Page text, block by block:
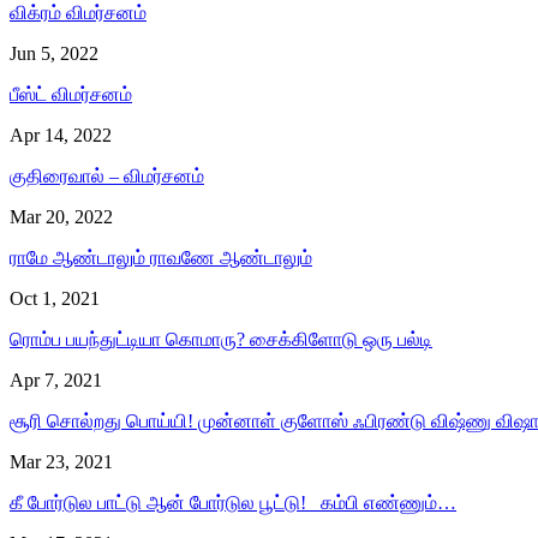
விக்ரம் விமர்சனம்
Jun 5, 2022
பீஸ்ட் விமர்சனம்
Apr 14, 2022
குதிரைவால் – விமர்சனம்
Mar 20, 2022
ராமே ஆண்டாலும் ராவணே ஆண்டாலும்
Oct 1, 2021
ரொம்ப பயந்துட்டியா கொமாரு? சைக்கிளோடு ஒரு பல்டி
Apr 7, 2021
சூரி சொல்றது பொய்யி! முன்னாள் குளோஸ் ஃபிரண்டு விஷ்ணு
Mar 23, 2021
கீ போர்டுல பாட்டு ஆன் போர்டுல பூட்டு! கம்பி எண்ணும்…